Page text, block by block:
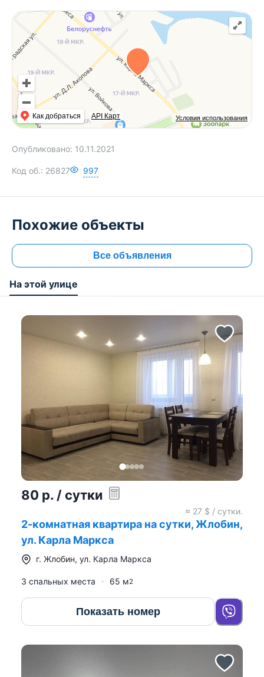
Условия использования
Как добраться API Карт
Опубликовано: 10.11.2021
Код об.: 26827 997
Похожие объекты
Все объявления
На этой улице
80 р. / сутки
≈ 27 $ / сутки.
2-комнатная квартира на сутки, Жлобин,
ул. Карла Маркса
г. Жлобин, ул. Карла Маркса
3 спальных места 65 м2
Показать номер